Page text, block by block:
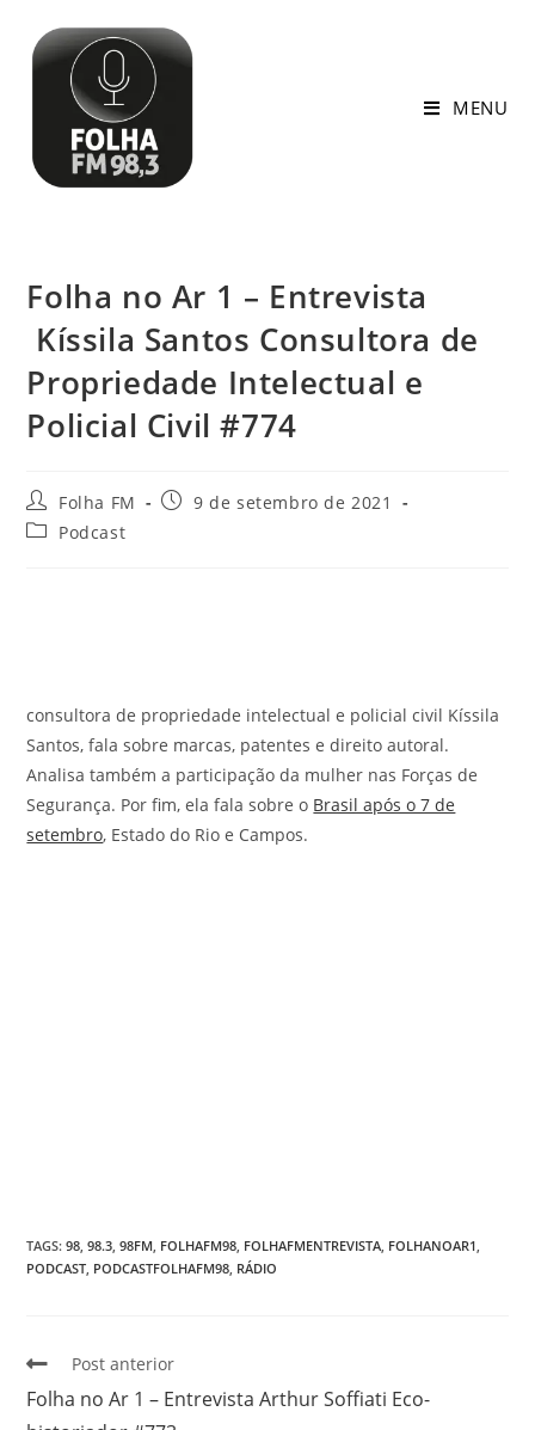
MENU
Folha no Ar 1 – Entrevista
Kíssila Santos Consultora de
Propriedade Intelectual e
Policial Civil #774
Folha FM
9 de setembro de 2021
Podcast
consultora de propriedade intelectual e policial civil Kíssila
Santos, fala sobre marcas, patentes e direito autoral.
Analisa também a participação da mulher nas Forças de
Segurança. Por fim, ela fala sobre o Brasil após o 7 de
setembro, Estado do Rio e Campos.
TAGS:98 98.3 98FM FOLHAFM98 FOLHAFMENTREVISTA FOLHANOAR1
PODCAST PODCASTFOLHAFM98 RÁDIO
Post anterior
Folha no Ar 1 – Entrevista Arthur Soffiati Eco-